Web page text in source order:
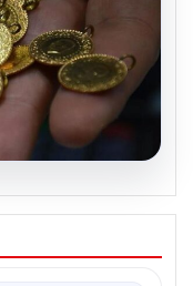
2026: Altın
çeyrek,